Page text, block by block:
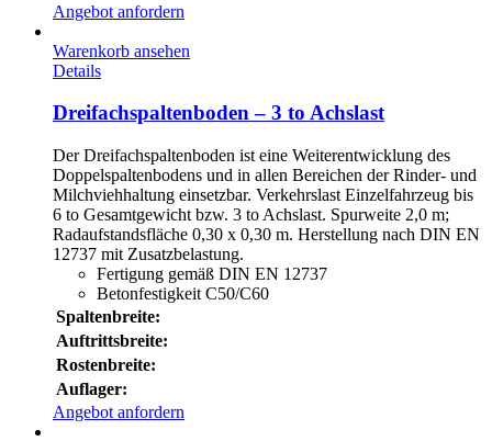
Angebot anfordern
Warenkorb ansehen
Details
Dreifachspaltenboden – 3 to Achslast
Der Dreifachspaltenboden ist eine Weiterentwicklung des
Doppelspaltenbodens und in allen Bereichen der Rinder- und
Milchviehhaltung einsetzbar. Verkehrslast Einzelfahrzeug bis
6 to Gesamtgewicht bzw. 3 to Achslast. Spurweite 2,0 m;
Radaufstandsfläche 0,30 x 0,30 m. Herstellung nach DIN EN
12737 mit Zusatzbelastung.
Fertigung gemäß DIN EN 12737
Betonfestigkeit C50/C60
Spaltenbreite:
Auftrittsbreite:
Rostenbreite:
Auflager:
Angebot anfordern